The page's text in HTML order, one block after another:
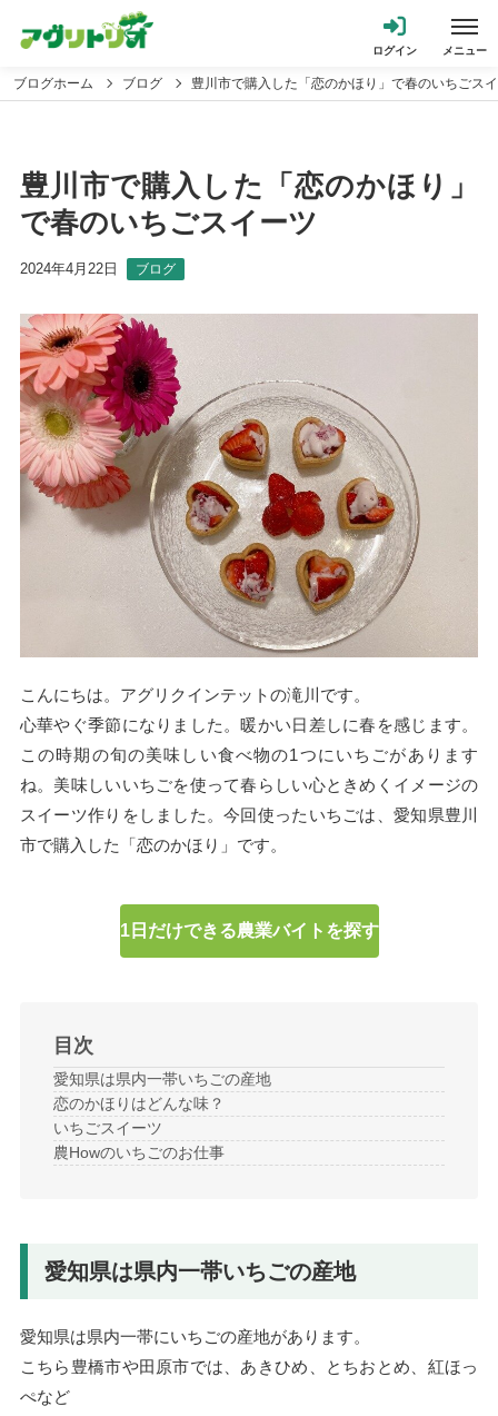
ブログホーム ブログ 豊川市で購入した「恋のかほり」で春のいちごス
豊川市で購入した「恋のかほり」
で春のいちごスイーツ
2024年4月22日 ブログ
こんにちは。アグリクインテットの滝川です。
心華やぐ季節になりました。暖かい日差しに春を感じます。
この時期の旬の美味しい食べ物の1つにいちごがあります
ね。美味しいいちごを使って春らしい心ときめくイメージの
スイーツ作りをしました。今回使ったいちごは、愛知県豊川
市で購入した「恋のかほり」です。
1日だけできる農業バイトを探す
目次
愛知県は県内一帯いちごの産地
恋のかほりはどんな味？
いちごスイーツ
農Howのいちごのお仕事
愛知県は県内一帯いちごの産地
愛知県は県内一帯にいちごの産地があります。
こちら豊橋市や田原市では、あきひめ、とちおとめ、紅ほっ
ぺなど